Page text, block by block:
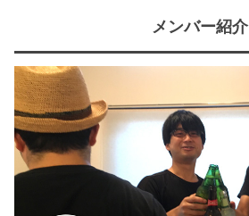
メンバー紹介